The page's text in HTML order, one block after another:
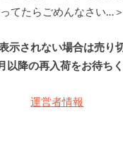
ってたらごめんなさい…＞
示されない場合は売り
以降の再入荷をお待ちく
運営者情報